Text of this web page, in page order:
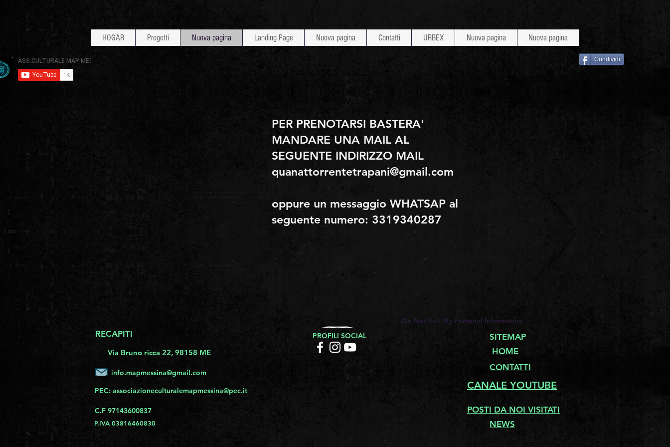
HOGAR Progetti Nuova pagina Landing Page Nuova pagina Contatti URBEX Nuova pagina Nuova pagina
PER PRENOTARSI BASTERA'
MANDARE UNA MAIL AL
SEGUENTE INDIRIZZO MAIL
quanattorrentetrapani@gmail.com
oppure un messaggio WHATSAP al
seguente numero: 3319340287
Condividi
RECAPITI
Via Bruno ricca 22, 98158 ME
info.mapmessina@gmail.com
PEC: associazioneculturalemapmessina@pec.it
C.F 97143600837
P.IVA 03816460830
Do Not Sell My Personal Information
PROFILI SOCIAL
SITEMAP
HOME
CONTATTI
CANALE YOUTUBE
POSTI DA NOI VISITATI
NEWS